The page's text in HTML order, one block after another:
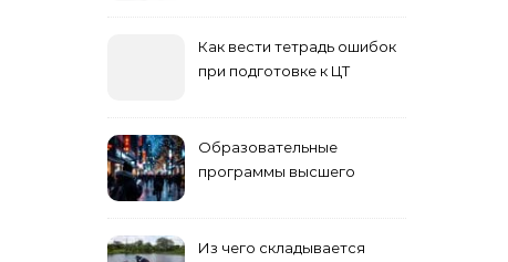
Как вести тетрадь ошибок
при подготовке к ЦТ
Образовательные
программы высшего
Из чего складывается